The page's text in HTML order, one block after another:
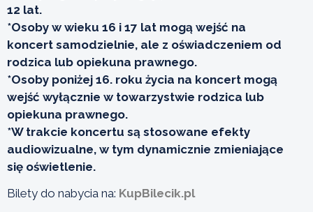
12 lat.
*Osoby w wieku 16 i 17 lat mogą wejść na
koncert samodzielnie, ale z oświadczeniem od
rodzica lub opiekuna prawnego.
*Osoby poniżej 16. roku życia na koncert mogą
wejść wyłącznie w towarzystwie rodzica lub
opiekuna prawnego.
*W trakcie koncertu są stosowane efekty
audiowizualne, w tym dynamicznie zmieniające
się oświetlenie.
Bilety do nabycia na: KupBilecik.pl